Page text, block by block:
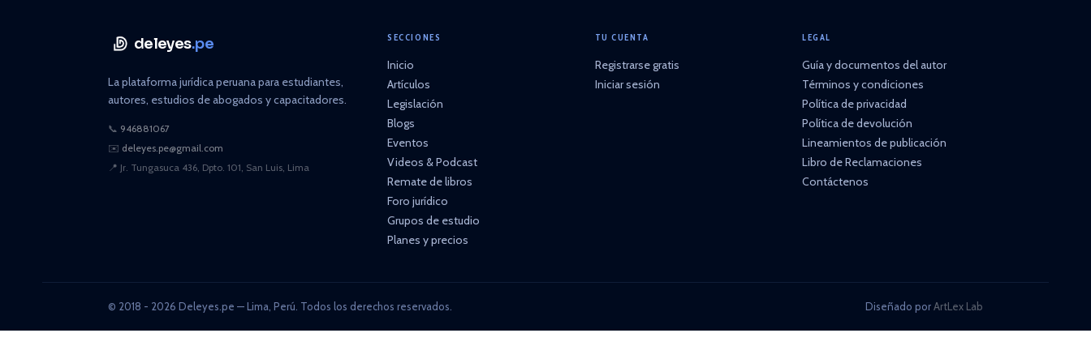
deleyes.pe
La plataforma jurídica peruana para estudiantes,
autores, estudios de abogados y capacitadores.
📞 946881067
✉️ deleyes.pe@gmail.com
📍 Jr. Tungasuca 436, Dpto. 101, San Luis, Lima
SECCIONES
Inicio
Artículos
Legislación
Blogs
Eventos
Videos & Podcast
Remate de libros
Foro jurídico
Grupos de estudio
Planes y precios
TU CUENTA
Registrarse gratis
Iniciar sesión
LEGAL
Guía y documentos del autor
Términos y condiciones
Política de privacidad
Política de devolución
Lineamientos de publicación
Libro de Reclamaciones
Contáctenos
© 2018 - 2026 Deleyes.pe — Lima, Perú. Todos los derechos reservados. Diseñado porArtLex Lab